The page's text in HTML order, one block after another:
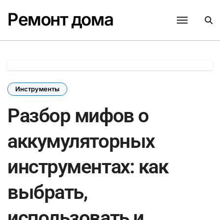
содержанию
Ремонт дома
Инструменты
Разбор мифов о
аккумуляторных
инструментах: как
выбрать,